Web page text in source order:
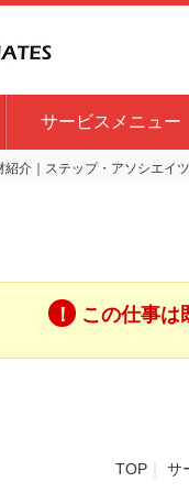
サービスメニュー
介｜ステップ・アソシエイ
この仕事は
TOP サ